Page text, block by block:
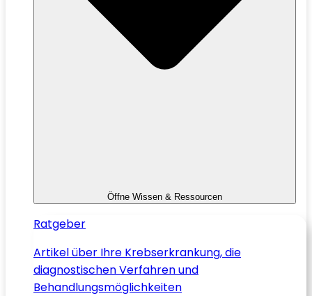
Öffne Wissen & Ressourcen
Ratgeber
Artikel über Ihre Krebserkrankung, die
diagnostischen Verfahren und
Behandlungsmöglichkeiten